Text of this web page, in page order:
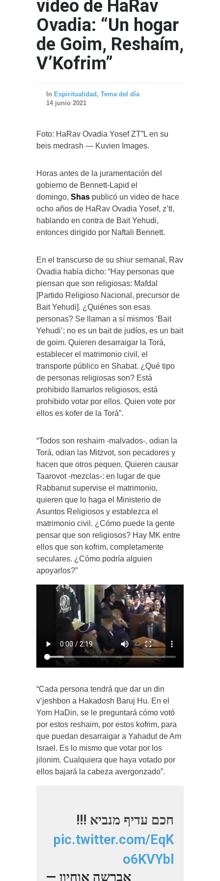
video de HaRav
Ovadia: “Un hogar
de Goim, Reshaím,
V’Kofrim”
In Espiritualidad , Tema del día
14 junio 2021
Foto: HaRav Ovadia Yosef ZT”L en su
beis medrash — Kuvien Images.
Horas antes de la juramentación del
gobierno de Bennett-Lapid el
domingo, Shas publicó un video de hace
ocho años de HaRav Ovadia Yosef, z’tl,
hablando en contra de Bait Yehudi,
entonces dirigido por Naftali Bennett.
En el transcurso de su shiur semanal, Rav
Ovadia había dicho: “Hay personas que
piensan que son religiosas: Mafdal
[Partido Religioso Nacional, precursor de
Bait Yehudi]. ¿Quiénes son esas
personas? Se llaman a sí mismos ‘Bait
Yehudi’; no es un bait de judíos, es un bait
de goim. Quieren desarraigar la Torá,
establecer el matrimonio civil, el
transporte público en Shabat. ¿Qué tipo
de personas religiosas son? Está
prohibido llamarlos religiosos, está
prohibido votar por ellos. Quien vote por
ellos es kofer de la Torá”.
“Todos son reshaim -malvados-, odian la
Torá, odian las Mitzvot, son pecadores y
hacen que otros pequen. Quieren causar
Taarovot -mezclas-: en lugar de que
Rabbanut supervise el matrimonio,
quieren que lo haga el Ministerio de
Asuntos Religiosos y establezca el
matrimonio civil. ¿Cómo puede la gente
pensar que son religiosos? Hay MK entre
ellos que son kofrim, completamente
seculares. ¿Cómo podría alguien
apoyarlos?”
“Cada persona tendrá que dar un din
v’jeshbon a Hakadosh Baruj Hu. En el
Yom HaDin, se le preguntará cómo votó
por estos reshaim, por estos kofrim, para
que puedan desarraigar a Yahadut de Am
Israel. Es lo mismo que votar por los
jilonim. Cualquiera que haya votado por
ellos bajará la cabeza avergonzado”.
חכם עדיף מנביא !!!
pic.twitter.com/EqK
o6KVYbl
— אברשה אוחיון